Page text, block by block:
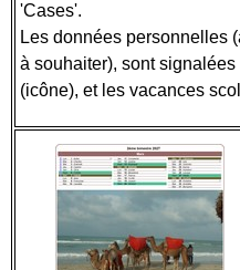
'Cases'.
Les données personnelles
à souhaiter), sont
(icône), et les vacances